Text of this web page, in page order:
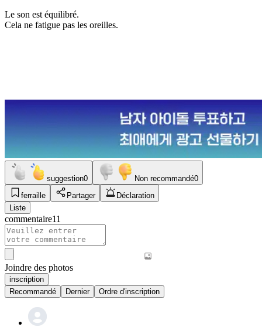
Le son est équilibré.
Cela ne fatigue pas les oreilles.
suggestion0 Non recommandé0
ferraille
Partager
Déclaration
Liste
commentaire11
Joindre des photos
inscription
Recommandé
Dernier Ordre d'inscription